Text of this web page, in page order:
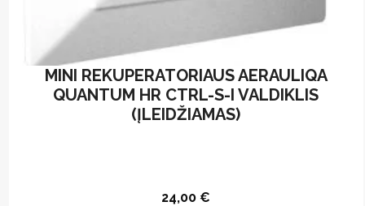
MINI REKUPERATORIAUS AERAULIQA
QUANTUM HR CTRL-S-I VALDIKLIS
(ĮLEIDŽIAMAS)
24,00 €